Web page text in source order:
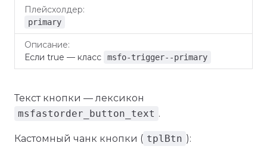
primary
Если true — класс msfo-trigger--primary
Текст кнопки — лексикон
msfastorder_button_text .
Кастомный чанк кнопки ( tplBtn ):